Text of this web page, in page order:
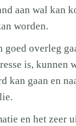
aan wal kan
worden.
goed overleg
is, kunnen
kan gaan en
en het zeer